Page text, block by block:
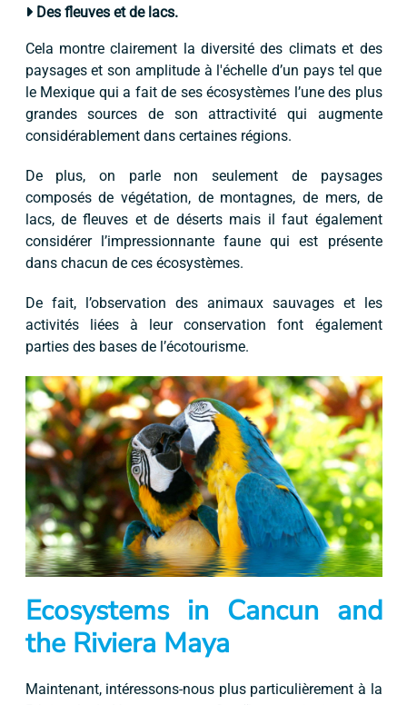
Des fleuves et de lacs.
Cela montre clairement la diversité des climats et des
paysages et son amplitude à l'échelle d’un pays tel que
le Mexique qui a fait de ses écosystèmes l’une des plus
grandes sources de son attractivité qui augmente
considérablement dans certaines régions.
De plus, on parle non seulement de paysages
composés de végétation, de montagnes, de mers, de
lacs, de fleuves et de déserts mais il faut également
considérer l’impressionnante faune qui est présente
dans chacun de ces écosystèmes.
De fait, l’observation des animaux sauvages et les
activités liées à leur conservation font également
parties des bases de l’écotourisme.
Ecosystems in Cancun and
the Riviera Maya
Maintenant, intéressons-nous plus particulièrement à la